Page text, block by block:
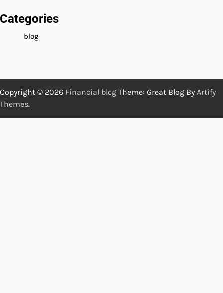
Categories
blog
Copyright © 2026 Financial blog Theme: Great Blog By Artify
Themes.